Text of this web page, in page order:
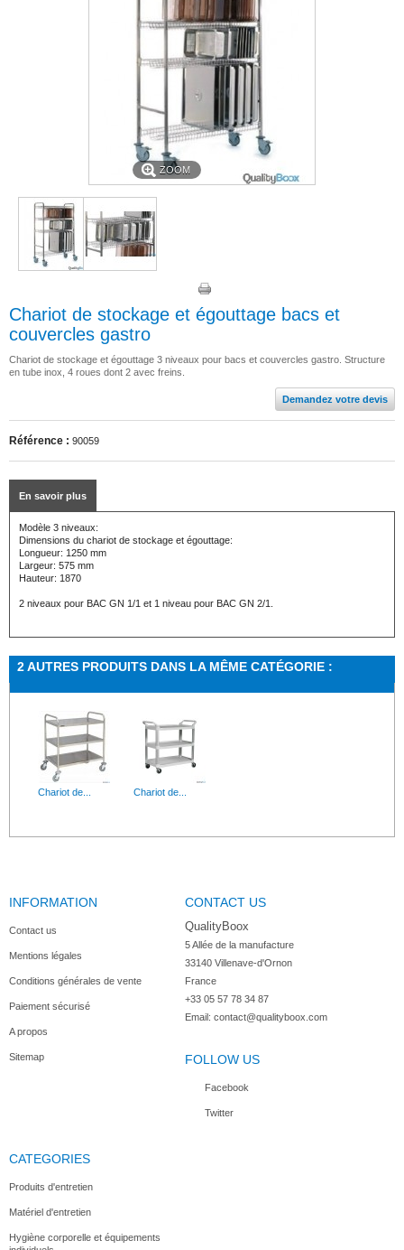
ZOOM
Chariot de stockage et égouttage bacs et
couvercles gastro
Chariot de stockage et égouttage 3 niveaux pour bacs et couvercles gastro. Structure
en tube inox, 4 roues dont 2 avec freins.
Demandez votre devis
Référence : 90059
En savoir plus
Modèle 3 niveaux:
Dimensions du chariot de stockage et égouttage:
Longueur: 1250 mm
Largeur: 575 mm
Hauteur: 1870
2 niveaux pour BAC GN 1/1 et 1 niveau pour BAC GN 2/1.
2 AUTRES PRODUITS DANS LA MÊME CATÉGORIE :
Chariot de... Chariot de...
INFORMATION
Contact us
Mentions légales
Conditions générales de vente
Paiement sécurisé
A propos
Sitemap
CONTACT US
QualityBoox
5 Allée de la manufacture
33140 Villenave-d'Ornon
France
+33 05 57 78 34 87
Email: contact@qualityboox.com
FOLLOW US
Facebook
Twitter
CATEGORIES
Produits d'entretien
Matériel d'entretien
Hygiène corporelle et équipements